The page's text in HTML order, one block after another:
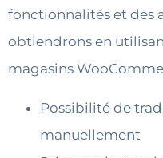
fonctionnalités et des
obtiendrons en
magasins
Possibilité de
manuellement